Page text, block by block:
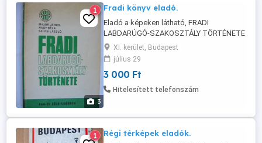
3
1 Fradi könyv eladó.
Eladó a képeken látható, FRADI
LABDARÚGÓ-SZAKOSZTÁLY TÖRTÉNETE
című, 1972-ben kiadott 144 oldalas,
puhafedelű, szép állapotú könyv.
Személyes átvétellel a 11. kerületben.
Telefon .
XI. kerület, Budapest
július 29
3 000 Ft
Hitelesített telefonszám
1 Régi térképek eladók.